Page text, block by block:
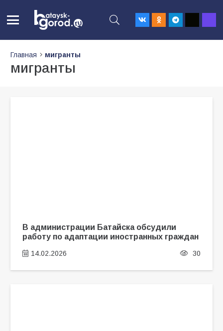
Главная мигранты
мигранты
В администрации Батайска обсудили
работу по адаптации иностранных граждан
14.02.2026 30